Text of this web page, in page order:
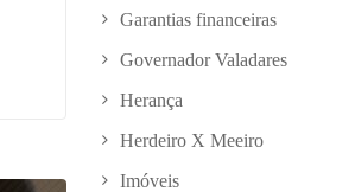
Garantias financeiras
Governador Valadares
Herança
Herdeiro X Meeiro
Imóveis